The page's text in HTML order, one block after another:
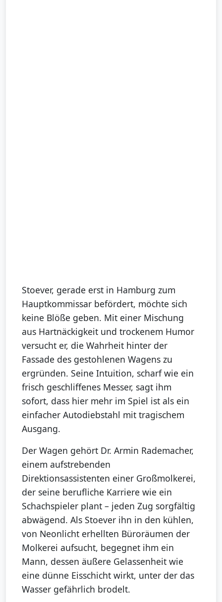
Stoever, gerade erst in Hamburg zum
Hauptkommissar befördert, möchte sich
keine Blöße geben. Mit einer Mischung
aus Hartnäckigkeit und trockenem Humor
versucht er, die Wahrheit hinter der
Fassade des gestohlenen Wagens zu
ergründen. Seine Intuition, scharf wie ein
frisch geschliffenes Messer, sagt ihm
sofort, dass hier mehr im Spiel ist als ein
einfacher Autodiebstahl mit tragischem
Ausgang.
Der Wagen gehört Dr. Armin Rademacher,
einem aufstrebenden
Direktionsassistenten einer Großmolkerei,
der seine berufliche Karriere wie ein
Schachspieler plant – jeden Zug sorgfältig
abwägend. Als Stoever ihn in den kühlen,
von Neonlicht erhellten Büroräumen der
Molkerei aufsucht, begegnet ihm ein
Mann, dessen äußere Gelassenheit wie
eine dünne Eisschicht wirkt, unter der das
Wasser gefährlich brodelt.